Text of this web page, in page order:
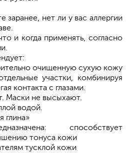
заранее, нет ли у вас аллергии
и когда применять, согласно
очищенную сухую кожу
участки, комбинируя
контакта с глазами.
Маски не высыхают.
водой.
глина»
способствует
тонуса кожи
тусклой кожи